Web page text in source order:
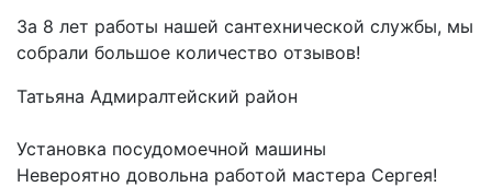
За 8 лет работы нашей сантехнической службы, мы
собрали большое количество отзывов!
Татьяна Адмиралтейский район
Установка посудомоечной машины
Невероятно довольна работой мастера Сергея!